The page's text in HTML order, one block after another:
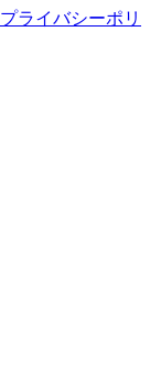
プライバシーポリ